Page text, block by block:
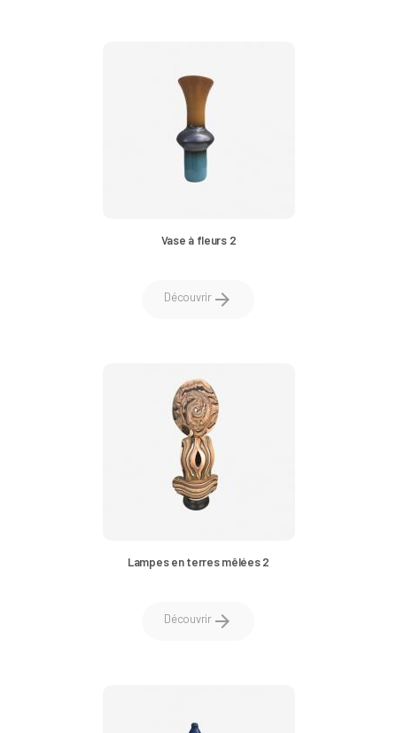
Vase à fleurs 2
Découvrirarrow_forward
Lampes en terres mêlées 2
Découvrirarrow_forward